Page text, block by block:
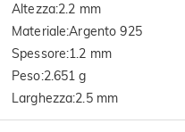
Altezza:2.2 mm
Materiale:Argento 925
Spessore:1.2 mm
Peso:2.651 g
Larghezza:2.5 mm